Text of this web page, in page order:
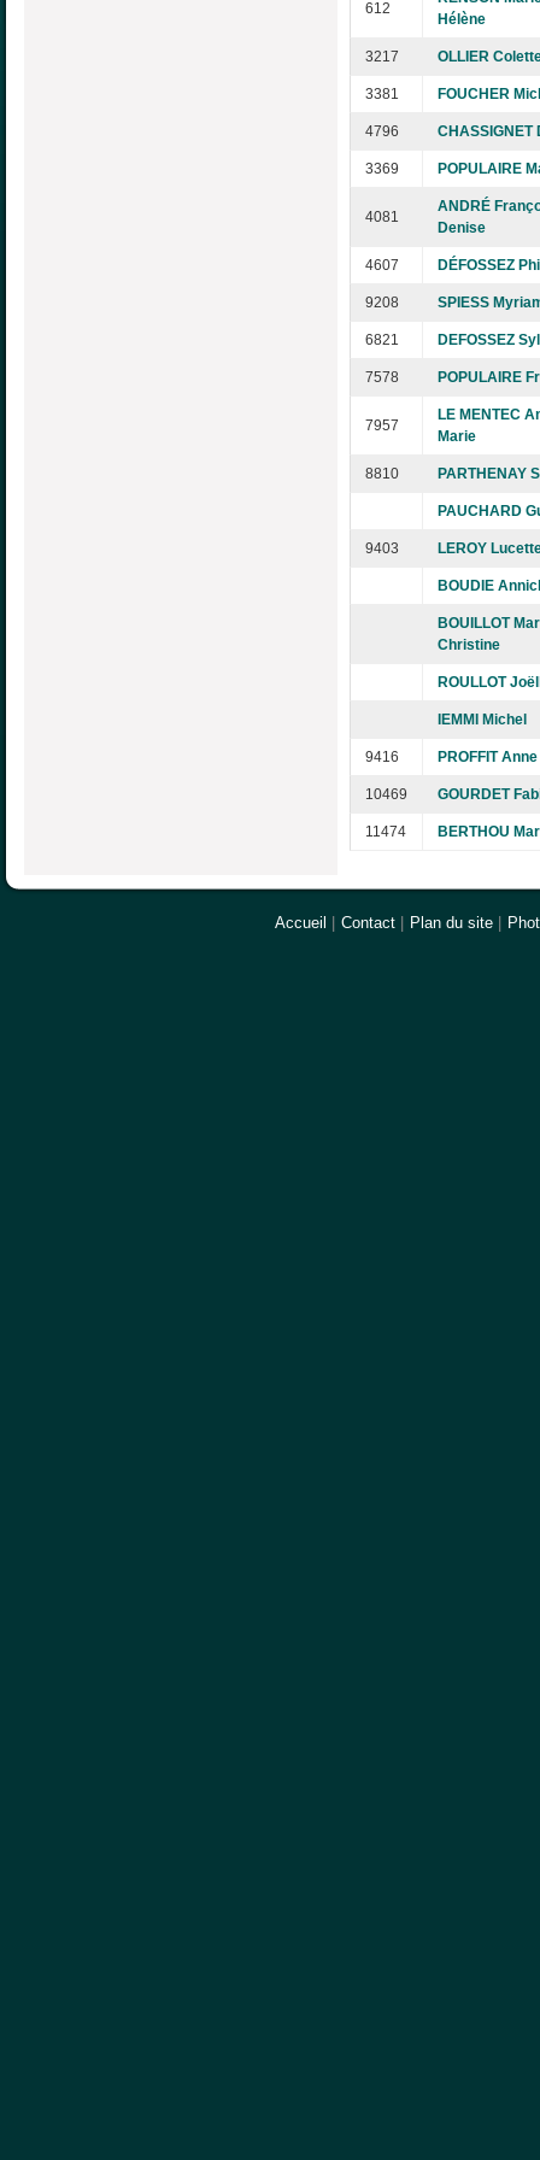
612
Hélène
3217 OLLIER
3381 FOUCHER
4796 CHASSIGNET
3369 POPULAIRE
4081
ANDRÉ
Denise
4607 DÉFOSSEZ
9208 SPIESS
6821 DEFOSSEZ
7578 POPULAIRE
7957
LE MENTEC
Marie
8810 PARTHENAY
PAUCHARD
9403 LEROY
BOUDIE
BOUILLOT
Christine
ROULLOT
IEMMI Michel
9416 PROFFIT Anne
10469 GOURDET
11474 BERTHOU
Accueil Contact Plan du site